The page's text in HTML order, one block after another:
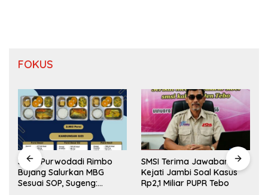
FOKUS
SPPG Purwodadi Rimbo
Bujang Salurkan MBG
Sesuai SOP, Sugeng:
SMSI Terima Jawaban
Kejati Jambi Soal Kasus
Rp2,1 Miliar PUPR Tebo